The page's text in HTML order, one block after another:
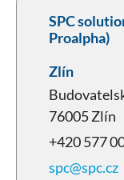
SPC
Proalpha)
Zlín
76005 Zlín
+420 577
spc@spc.cz